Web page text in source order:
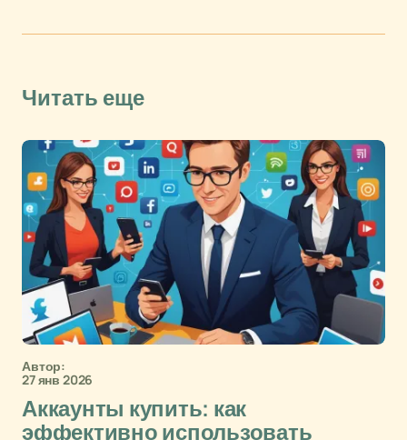
Читать еще
Автор:
27 янв 2026
Аккаунты купить: как
эффективно использовать